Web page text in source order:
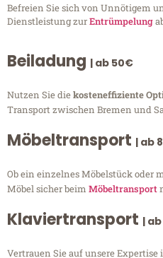
Befreien Sie sich von Unnötigem
Dienstleistung zurEntrümpelung
Beiladung | ab 50€
Nutzen Sie diekosteneffiziente
Transport zwischen Bremen und
Möbeltransport | ab
Ob ein einzelnes Möbelstück oder
Möbel sicher beim Möbeltransport
Klaviertransport |
Vertrauen Sie auf unsere Expertise